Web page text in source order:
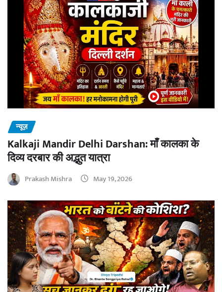
न्यूज़
Kalkaji Mandir Delhi Darshan: माँ कालका के
दिव्य दरबार की अद्भुत यात्रा
Prakash Mishra May 19, 2026